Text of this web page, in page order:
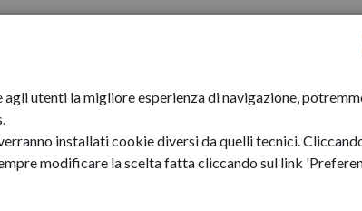
utenti la migliore esperienza di navigazione,
installati cookie diversi da quelli tecnici.
modificare la scelta fatta cliccando sul link
Gennaio 2025
Febbraio 2025